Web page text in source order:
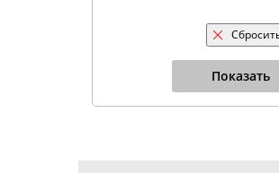
Показать